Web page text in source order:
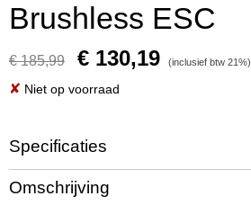
Brushless ESC
€ 185,99 € 130,19 (inclusief btw 21%)
✘ Niet op voorraad
Specificaties
Productcode
SANWA Super Vortex Zero Brushless ESC
Omschrijving